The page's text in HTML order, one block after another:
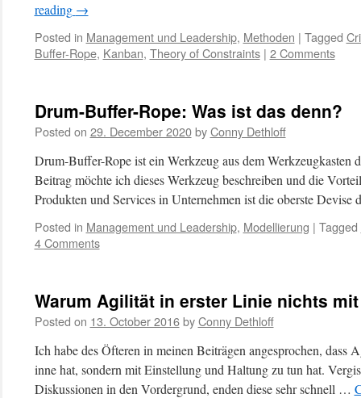
reading →
Posted in Management und Leadership, Methoden | Tagged
Buffer-Rope, Kanban, Theory of Constraints | 2 Comments
Drum-Buffer-Rope: Was ist das denn?
Posted on 29. December 2020 by Conny Dethloff
Drum-Buffer-Rope ist ein Werkzeug aus dem Werkzeugkasten
Beitrag möchte ich dieses Werkzeug beschreiben und die
Produkten und Services in Unternehmen ist die oberste
Posted in Management und Leadership, Modellierung | Tagged
4 Comments
Warum Agilität in erster Linie nichts
Posted on 13. October 2016 by Conny Dethloff
Ich habe des Öfteren in meinen Beiträgen angesprochen, dass
inne hat, sondern mit Einstellung und Haltung zu tun hat.
Diskussionen in den Vordergrund, enden diese sehr schnell …